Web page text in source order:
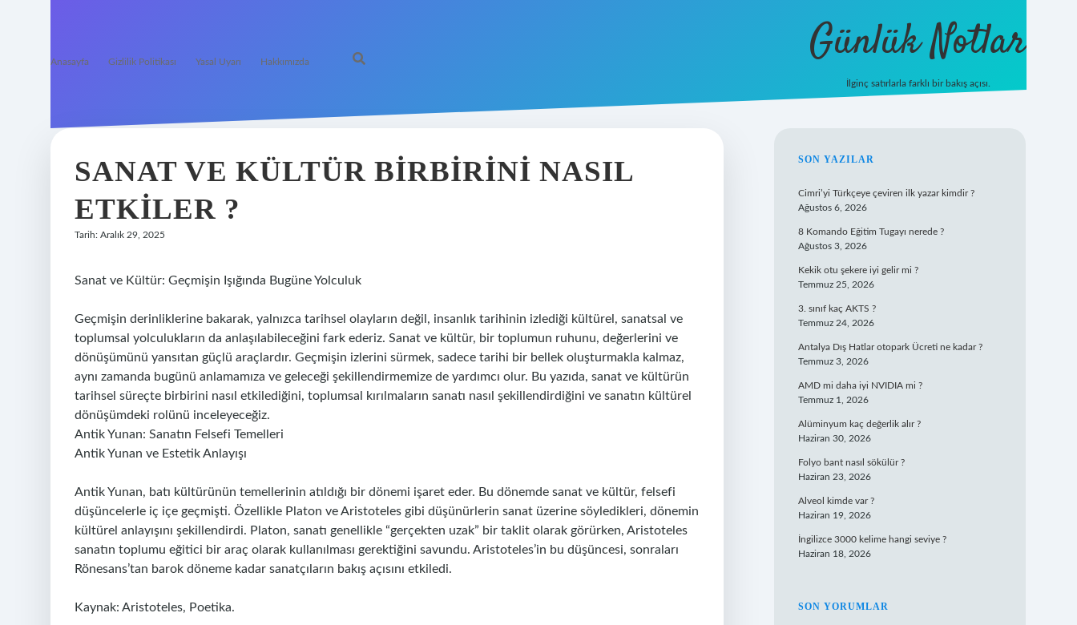
Anasayfa Gizlilik Politikası Yasal Uyarı Hakkımızda Günlük Notlar
İlginç satırlarla farklı bir bakış açısı.
SANAT VE KÜLTÜR BIRBIRINI NASIL
ETKILER ?
Tarih: Aralık 29, 2025
Sanat ve Kültür: Geçmişin Işığında Bugüne Yolculuk
Geçmişin derinliklerine bakarak, yalnızca tarihsel olayların değil, insanlık tarihinin izlediği kültürel, sanatsal ve
toplumsal yolculukların da anlaşılabileceğini fark ederiz. Sanat ve kültür, bir toplumun ruhunu, değerlerini ve
dönüşümünü yansıtan güçlü araçlardır. Geçmişin izlerini sürmek, sadece tarihi bir bellek oluşturmakla kalmaz,
aynı zamanda bugünü anlamamıza ve geleceği şekillendirmemize de yardımcı olur. Bu yazıda, sanat ve kültürün
tarihsel süreçte birbirini nasıl etkilediğini, toplumsal kırılmaların sanatı nasıl şekillendirdiğini ve sanatın kültürel
dönüşümdeki rolünü inceleyeceğiz.
Antik Yunan: Sanatın Felsefi Temelleri
Antik Yunan ve Estetik Anlayışı
Antik Yunan, batı kültürünün temellerinin atıldığı bir dönemi işaret eder. Bu dönemde sanat ve kültür, felsefi
düşüncelerle iç içe geçmişti. Özellikle Platon ve Aristoteles gibi düşünürlerin sanat üzerine söyledikleri, dönemin
kültürel anlayışını şekillendirdi. Platon, sanatı genellikle “gerçekten uzak” bir taklit olarak görürken, Aristoteles
sanatın toplumu eğitici bir araç olarak kullanılması gerektiğini savundu. Aristoteles’in bu düşüncesi, sonraları
Rönesans’tan barok döneme kadar sanatçıların bakış açısını etkiledi.
Kaynak: Aristoteles, Poetika.
SIDEBAR
SON YAZILAR
Cimri’yi Türkçeye çeviren ilk yazar kimdir ?
Ağustos 6, 2026
8 Komando Eğitim Tugayı nerede ?
Ağustos 3, 2026
Kekik otu şekere iyi gelir mi ?
Temmuz 25, 2026
3. sınıf kaç AKTS ?
Temmuz 24, 2026
Antalya Dış Hatlar otopark Ücreti ne kadar ?
Temmuz 3, 2026
AMD mi daha iyi NVIDIA mi ?
Temmuz 1, 2026
Alüminyum kaç değerlik alır ?
Haziran 30, 2026
Folyo bant nasıl sökülür ?
Haziran 23, 2026
Alveol kimde var ?
Haziran 19, 2026
İngilizce 3000 kelime hangi seviye ?
Haziran 18, 2026
SON YORUMLAR